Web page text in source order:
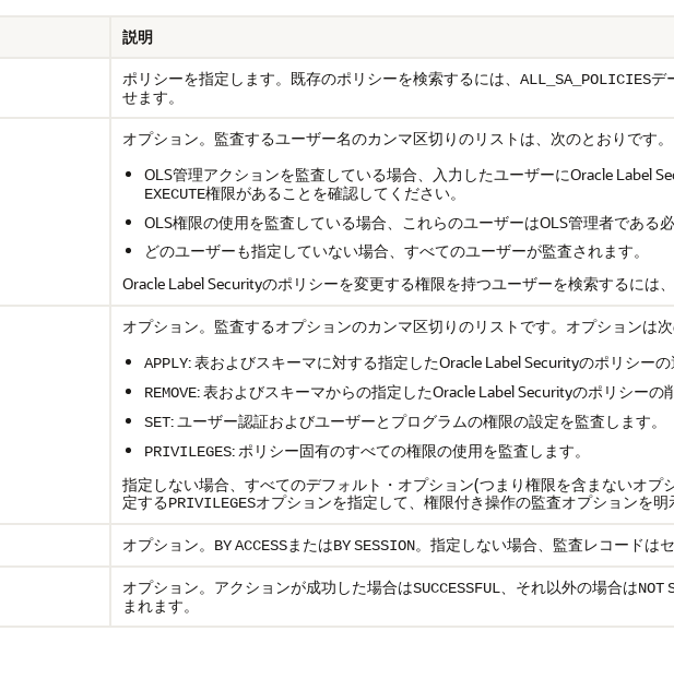
説明
ポリシーを指定します。既存のポリシーを検索するには、 ALL_SA_POLICIESデ
せます。
オプション。監査するユーザー名のカンマ区切りのリストは、次のとおりです。
OLS管理アクションを監査している場合、入力したユーザーにOracle Label
EXECUTE権限があることを確認してください。
OLS権限の使用を監査している場合、これらのユーザーはOLS管理者である必
どのユーザーも指定していない場合、すべてのユーザーが監査されます。
Oracle Label Securityのポリシーを変更する権限を持つユーザーを検索するには、
オプション。監査するオプションのカンマ区切りのリストです。オプションは次
APPLY: 表およびスキーマに対する指定したOracle Label Securityのポリシーの
REMOVE: 表およびスキーマからの指定したOracle Label Securityのポリシーの
SET: ユーザー認証およびユーザーとプログラムの権限の設定を監査します。
PRIVILEGES: ポリシー固有のすべての権限の使用を監査します。
指定しない場合、すべてのデフォルト・オプション(つまり権限を含まないオ
定するPRIVILEGESオプションを指定して、権限付き操作の監査オプションを明
オプション。 BYACCESSまたはBYSESSION。指定しない場合、監査レコードは
オプション。アクションが成功した場合はSUCCESSFUL、それ以外の場合はNOT
まれます。